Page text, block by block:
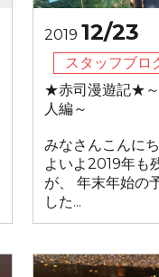
2019 12/23
スタッフブロ
★赤司漫遊記★～
人編～
みなさんこんに
よいよ2019年も
が、 年末年始の
した...